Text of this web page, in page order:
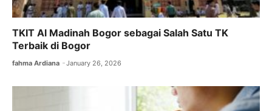
TKIT Al Madinah Bogor sebagai Salah Satu TK
Terbaik di Bogor
fahma Ardiana January 26, 2026